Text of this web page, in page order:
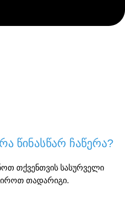
წინასწარ ჩაწერა?
თქვენთვის სასურველი
თადარიგი.